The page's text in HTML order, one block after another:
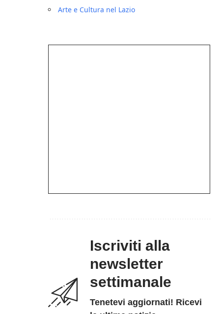
Arte e Cultura nel Lazio
Iscriviti alla
newsletter
settimanale
Tenetevi aggiornati! Ricevi